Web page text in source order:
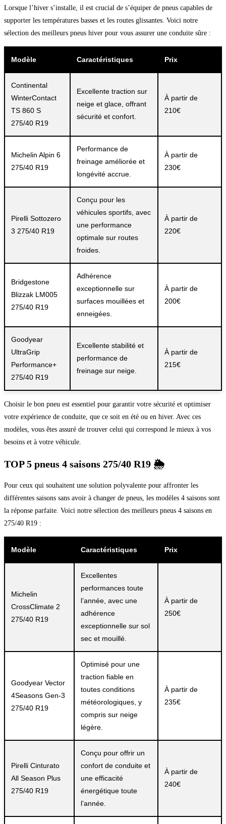
Lorsque l’hiver s’installe, il est crucial de s’équiper de pneus capables de
supporter les températures basses et les routes glissantes. Voici notre
sélection des meilleurs pneus hiver pour vous assurer une conduite sûre :
Modèle Caractéristiques Prix
Continental
WinterContact
TS 860 S
275/40 R19
Excellente traction sur
neige et glace, offrant
sécurité et confort.
À partir de
210€
Michelin Alpin 6
275/40 R19
Performance de
freinage améliorée et
longévité accrue.
À partir de
230€
Pirelli Sottozero
3 275/40 R19
Conçu pour les
véhicules sportifs, avec
une performance
optimale sur routes
froides.
À partir de
220€
Bridgestone
Blizzak LM005
275/40 R19
Adhérence
exceptionnelle sur
surfaces mouillées et
enneigées.
À partir de
200€
Goodyear
UltraGrip
Performance+
275/40 R19
Excellente stabilité et
performance de
freinage sur neige.
À partir de
215€
Choisir le bon pneu est essentiel pour garantir votre sécurité et optimiser
votre expérience de conduite, que ce soit en été ou en hiver. Avec ces
modèles, vous êtes assuré de trouver celui qui correspond le mieux à vos
besoins et à votre véhicule.
TOP 5 pneus 4 saisons 275/40 R19 🌦️
Pour ceux qui souhaitent une solution polyvalente pour affronter les
différentes saisons sans avoir à changer de pneus, les modèles 4 saisons sont
la réponse parfaite. Voici notre sélection des meilleurs pneus 4 saisons en
275/40 R19 :
Modèle Caractéristiques Prix
Michelin
CrossClimate 2
275/40 R19
Excellentes
performances toute
l’année, avec une
adhérence
exceptionnelle sur sol
sec et mouillé.
À partir de
250€
Goodyear Vector
4Seasons Gen-3
275/40 R19
Optimisé pour une
traction fiable en
toutes conditions
météorologiques, y
compris sur neige
légère.
À partir de
235€
Pirelli Cinturato
All Season Plus
275/40 R19
Conçu pour offrir un
confort de conduite et
une efficacité
énergétique toute
l’année.
À partir de
240€